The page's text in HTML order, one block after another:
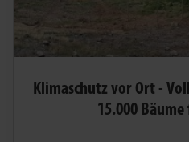
Klimaschutz vor Ort -
15.000